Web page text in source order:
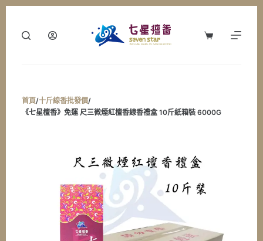
購
首頁/十斤線香批發價/
《七星檀香》免運 尺三微煙紅檀香線香禮盒 10斤紙箱裝 6000G